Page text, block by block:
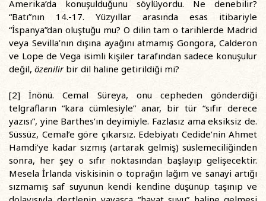
Amerika’da konuşulduğunu söylüyordu. Ne denebilir?
“Batı”nın 14.-17. Yüzyıllar arasında esas itibariyle
“İspanya”dan oluştuğu mu? O dilin tam o tarihlerde Madrid
veya Sevilla’nın dışına ayağını atmamış Gongora, Calderon
ve Lope de Vega isimli kişiler tarafından sadece konuşulur
değil, özenilirbir dil haline getirildiği mi?
[2] İnönü. Cemal Süreya, onu cepheden gönderdiği
telgrafların “kara cümlesiyle” anar, bir tür “sıfır derece
yazısı”, yine Barthes’ın deyimiyle. Fazlasız ama eksiksiz de.
Süssüz, Cemal’e göre çıkarsız. Edebiyatı Cedide’nin Ahmet
Hamdi’ye kadar sızmış (artarak gelmiş) süslemeciliğinden
sonra, her şey o sıfır noktasından başlayıp gelişecektir.
Mesela İrlanda viskisinin o toprağın lağım ve sanayi artığı
sızmamış saf suyunun kendi kendine düşünüp taşınıp ve